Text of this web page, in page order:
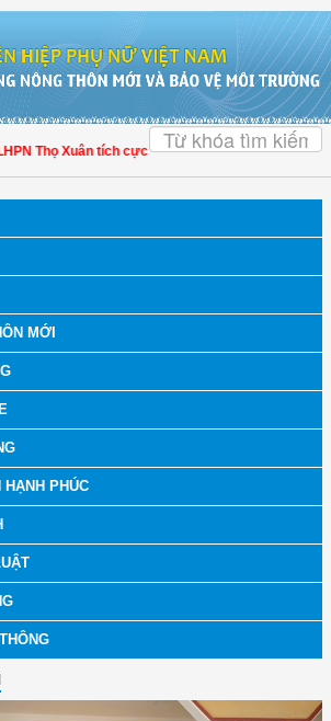
Thọ Xuân tích cực góp phần nâng cao tỷ lệ người
MỚI
PHÚC